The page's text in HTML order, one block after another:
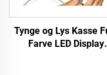
Tynge og Lys Kasse
Farve LED Display